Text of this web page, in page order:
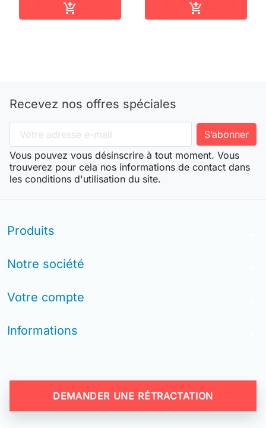
 
Recevez nos offres spéciales
Vous pouvez vous désinscrire à tout moment. Vous
trouverez pour cela nos informations de contact dans
les conditions d'utilisation du site.
Produits
Notre société
Votre compte
Informations
DEMANDER UNE RÉTRACTATION